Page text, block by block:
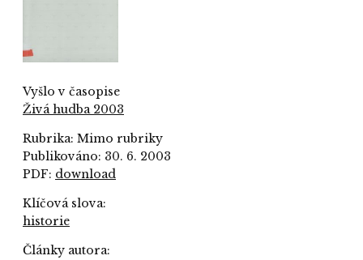
Vyšlo v časopise
Živá hudba 2003
Rubrika: Mimo rubriky
Publikováno: 30. 6. 2003
PDF: download
Klíčová slova:
historie
Články autora: